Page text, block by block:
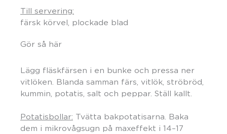
Till servering:
färsk körvel, plockade blad
Gör så här
Lägg fläskfärsen i en bunke och pressa ner
vitlöken. Blanda samman färs, vitlök, ströbröd,
kummin, potatis, salt och peppar. Ställ kallt.
Potatisbollar: Tvätta bakpotatisarna. Baka
dem i mikrovågsugn på maxeffekt i 14–17